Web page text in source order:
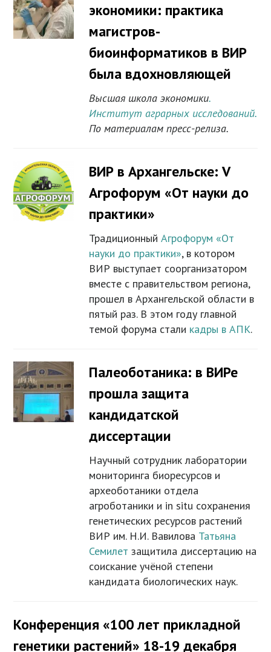
экономики: практика
магистров-
биоинформатиков в ВИР
была вдохновляющей
Высшая школа экономики.
Институт аграрных исследований.
По материалам пресс-релиза.
ВИР в Архангельске: V
Агрофорум «От науки до
практики»
ТрадиционныйАгрофорум «От
науки до практики», в котором
ВИР выступает соорганизатором
вместе с правительством региона,
прошел в Архангельской области в
пятый раз. В этом году главной
темой форума стали кадры в АПК.
Палеоботаника: в ВИРе
прошла защита
кандидатской
диссертации
Научный сотрудник лаборатории
мониторинга биоресурсов и
археоботаники отдела
агроботаники и in situ сохранения
генетических ресурсов растений
ВИР им. Н.И. Вавилова Татьяна
Семилет защитила диссертацию на
соискание учёной степени
кандидата биологических наук.
Конференция «100 лет прикладной
генетики растений» 18-19 декабря